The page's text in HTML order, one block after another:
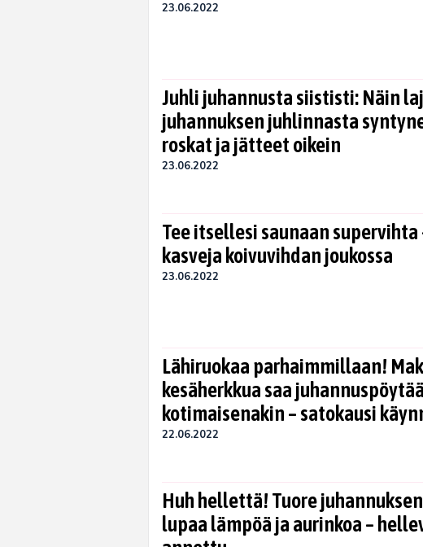
23.06.2022
Juhli juhannusta siististi: Näin
juhannuksen juhlinnasta
roskat ja jätteet oikein
23.06.2022
Tee itsellesi saunaan
kasveja koivuvihdan joukossa
23.06.2022
Lähiruokaa parhaimmillaan!
kesäherkkua saa
kotimaisenakin – satokausi
22.06.2022
Huh hellettä! Tuore
lupaa lämpöä ja aurinkoa –